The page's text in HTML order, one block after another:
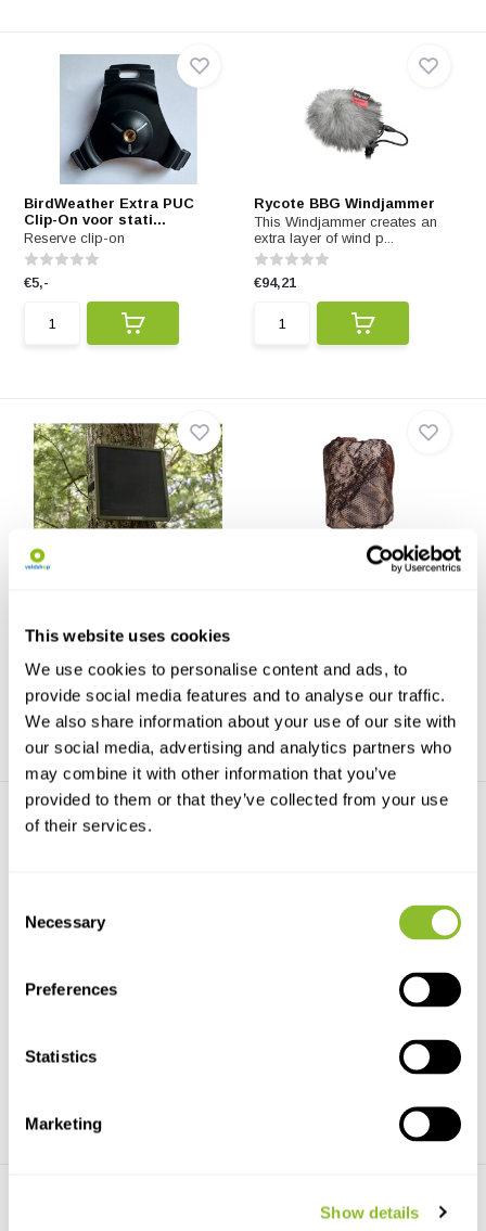
This website uses cookies
We use cookies to personalise content and ads, to
provide social media features and to analyse our traffic.
We also share information about your use of our site with
our social media, advertising and analytics partners who
may combine it with other information that you’ve
provided to them or that they’ve collected from your use
of their services.
Selection
Necessary
Preferences
Statistics
Marketing
Show details
BirdWeather Extra PUC
Clip-On voor stati...
Reserve clip-on
€5,-
Rycote BBG Windjammer
This Windjammer creates an
extra layer of wind p...
€94,21
Wildlife Acoustics Power Kit
€253,- €16,95
Schuiltent Buteo Mark III Groen
€179,-
Ringverlichting met een lange